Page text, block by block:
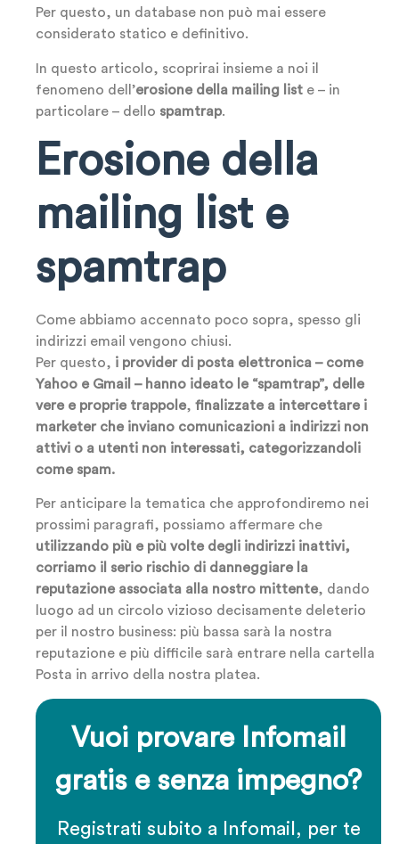
Per questo, un database non può mai essere
considerato statico e definitivo.
In questo articolo, scoprirai insieme a noi il
fenomeno dell’erosione della mailing list e – in
particolare – dello spamtrap.
Erosione della
mailing list e
spamtrap
Come abbiamo accennato poco sopra, spesso gli
indirizzi email vengono chiusi.
Per questo, i provider di posta elettronica – come
Yahoo e Gmail – hanno ideato le “spamtrap”, delle
vere e proprie trappole, finalizzate a intercettare i
marketer che inviano comunicazioni a indirizzi non
attivi o a utenti non interessati, categorizzandoli
come spam.
Per anticipare la tematica che approfondiremo nei
prossimi paragrafi, possiamo affermare che
utilizzando più e più volte degli indirizzi inattivi,
corriamo il serio rischio di danneggiare la
reputazione associata alla nostro mittente, dando
luogo ad un circolo vizioso decisamente deleterio
per il nostro business: più bassa sarà la nostra
reputazione e più difficile sarà entrare nella cartella
Posta in arrivo della nostra platea.
Vuoi provare Infomail
gratis e senza impegno?
Registrati subito a Infomail, per te